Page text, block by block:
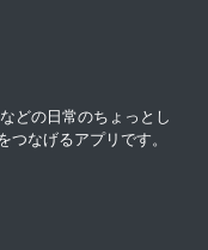
どの日常のちょっとし
つなげるアプリです。